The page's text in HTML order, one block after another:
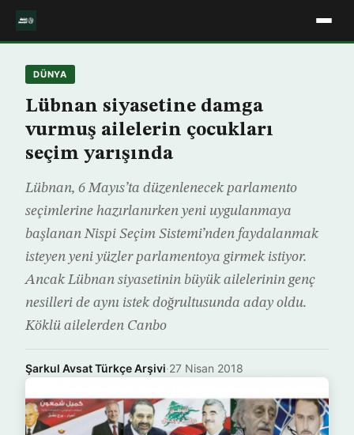
DÜNYA
Lübnan siyasetine damga
vurmuş ailelerin çocukları
seçim yarışında
Lübnan, 6 Mayıs’ta düzenlenecek parlamento
seçimlerine hazırlanırken yeni uygulanmaya
başlanan Nispi Seçim Sistemi’nden faydalanmak
isteyen yeni yüzler parlamentoya girmek istiyor.
Ancak Lübnan siyasetinin büyük ailelerinin genç
nesilleri de aynı istek doğrultusunda aday oldu.
Köklü ailelerden Canbo
Şarkul Avsat Türkçe Arşivi·27 Nisan 2018